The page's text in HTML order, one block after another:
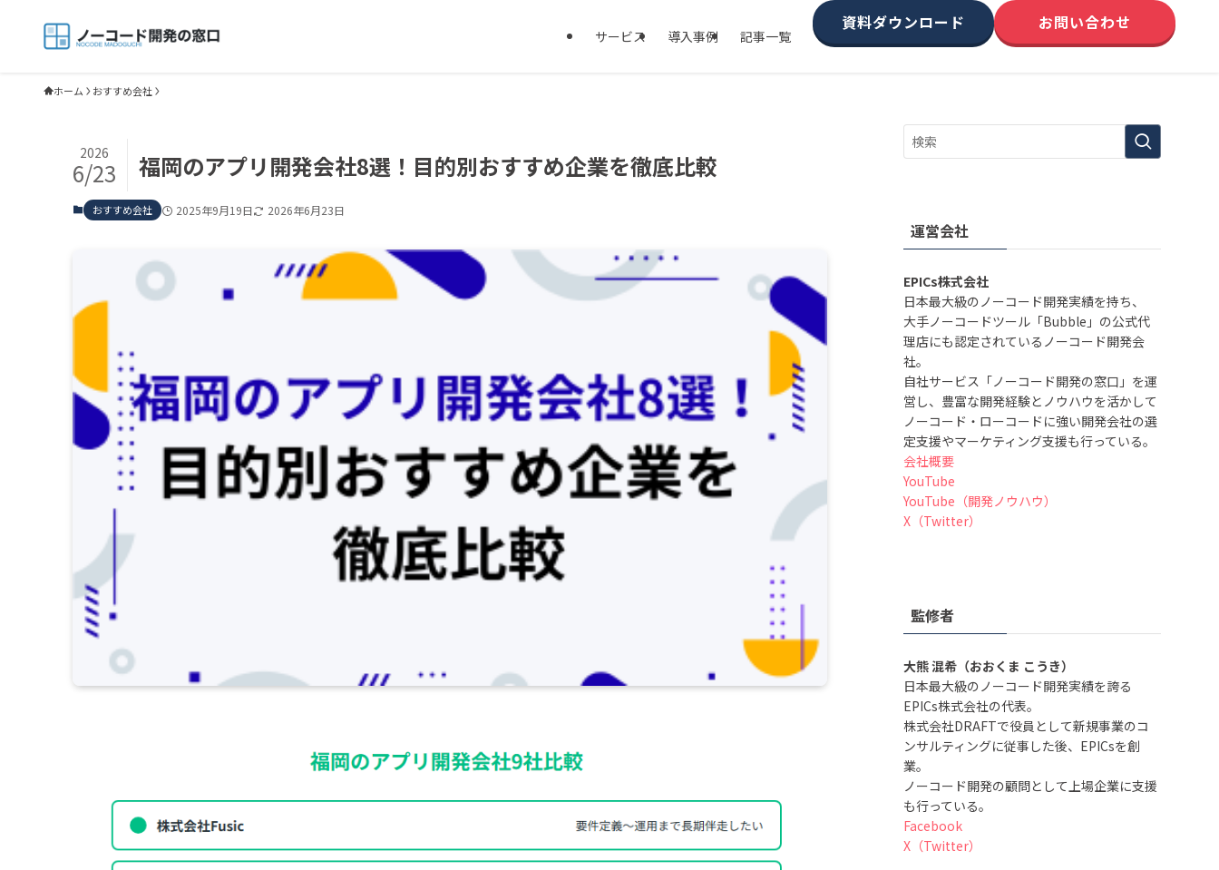
サービス 導入事例 記事一覧
資料ダウンロード お問い合わせ
ホーム おすすめ会社
福岡のアプリ開発会社8選！目的別おすすめ企業を徹底比較
2026
6/23
おすすめ会社 2025年9月19日 2026年6月23日
運営会社
EPICs株式会社
日本最大級のノーコード開発実績を持ち、
大手ノーコードツール「Bubble」の公式代
理店にも認定されているノーコード開発会
社。
自社サービス「ノーコード開発の窓口」を運
営し、豊富な開発経験とノウハウを活かして
ノーコード・ローコードに強い開発会社の選
定支援やマーケティング支援も行っている。
会社概要
YouTube
YouTube（開発ノウハウ）
X（Twitter）
監修者
大熊 混希（おおくま こうき）
日本最大級のノーコード開発実績を誇る
EPICs株式会社の代表。
株式会社DRAFTで役員として新規事業のコ
ンサルティングに従事した後、EPICsを創
業。
ノーコード開発の顧問として上場企業に支援
も行っている。
Facebook
X（Twitter）